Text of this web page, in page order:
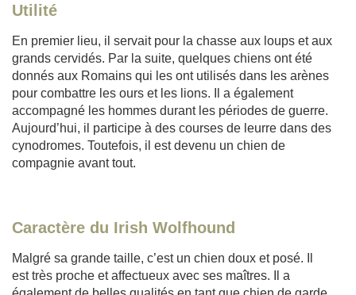
Utilité
En premier lieu, il servait pour la chasse aux loups et aux
grands cervidés. Par la suite, quelques chiens ont été
donnés aux Romains qui les ont utilisés dans les arènes
pour combattre les ours et les lions. Il a également
accompagné les hommes durant les périodes de guerre.
Aujourd’hui, il participe à des courses de leurre dans des
cynodromes. Toutefois, il est devenu un chien de
compagnie avant tout.
Caractère du Irish Wolfhound
Malgré sa grande taille, c’est un chien doux et posé. Il
est très proche et affectueux avec ses maîtres. Il a